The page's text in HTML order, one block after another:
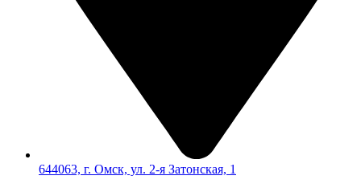
644063, г. Омск, ул. 2-я Затонская, 1